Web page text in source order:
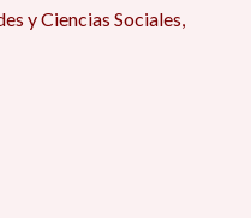
y Ciencias Sociales,